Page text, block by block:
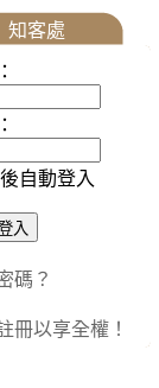
知客處
自動登入
碼？
冊以享全權！